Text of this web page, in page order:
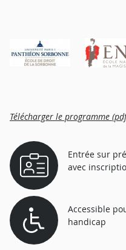
Télécharger le programme
Entrée sur
avec
Accessible
handicap